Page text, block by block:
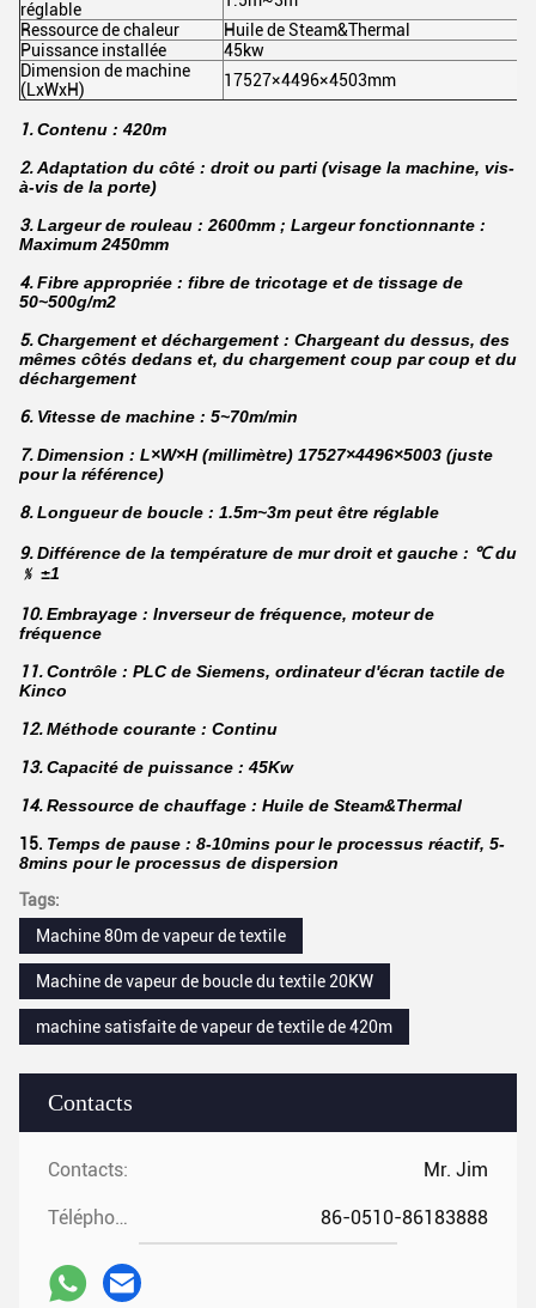
Contacts
Contacts: Mr. Jim
Téléphone: 86-0510-86183888
réglable
Ressource de chaleur
Huile de Steam&Thermal
Puissance installée
45kw
Dimension de machine
(LxWxH)
17527×4496×4503mm
1.Contenu : 420m
2.Adaptation du côté : droit ou parti (visage la machine, vis-
à-vis de la porte)
3.Largeur de rouleau : 2600mm ; Largeur fonctionnante :
Maximum 2450mm
4.Fibre appropriée : fibre de tricotage et de tissage de
50~500g/m2
5.Chargement et déchargement : Chargeant du dessus, des
mêmes côtés dedans et, du chargement coup par coup et du
déchargement
6. Vitesse de machine : 5~70m/min
7.Dimension : L×W×H (millimètre) 17527×4496×5003 (juste
pour la référence)
8.Longueur de boucle : 1.5m~3m peut être réglable
9.Différence de la température de mur droit et gauche : ℃ du
﹪ ±1
10.Embrayage : Inverseur de fréquence, moteur de
fréquence
11.Contrôle : PLC de Siemens, ordinateur d'écran tactile de
Kinco
12.Méthode courante : Continu
13.Capacité de puissance : 45Kw
14.Ressource de chauffage : Huile de Steam&Thermal
15. Temps de pause : 8-10mins pour le processus réactif, 5-
8mins pour le processus de dispersion
Tags:
Machine 80m de vapeur de textile
Machine de vapeur de boucle du textile 20KW
machine satisfaite de vapeur de textile de 420m